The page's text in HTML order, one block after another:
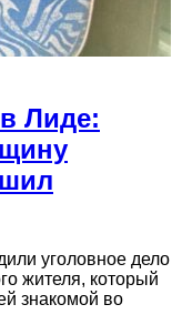
Лиде:
уголовное дело
жителя, который
знакомой во